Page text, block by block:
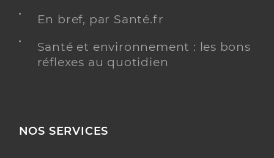
En bref, par Santé.fr
Santé et environnement : les bons
réflexes au quotidien
NOS SERVICES